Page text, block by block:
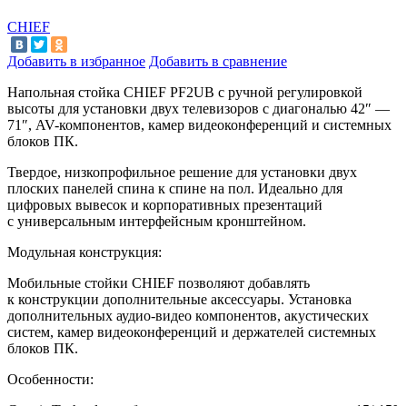
CHIEF
Добавить в избранное Добавить в сравнение
Напольная стойка CHIEF PF2UB с ручной регулировкой
высоты для установки двух телевизоров с диагональю 42″ —
71 ″, AV-компонентов, камер видеоконференций и системных
блоков ПК.
Твердое, низкопрофильное решение для установки двух
плоских панелей спина к спине на пол. Идеально для
цифровых вывесок и корпоративных презентаций
с универсальным интерфейсным кронштейном.
Модульная конструкция:
Мобильные стойки CHIEF позволяют добавлять
к конструкции дополнительные аксессуары. Установка
дополнительных аудио-видео компонентов, акустических
систем, камер видеоконференций и держателей системных
блоков ПК.
Особенности: